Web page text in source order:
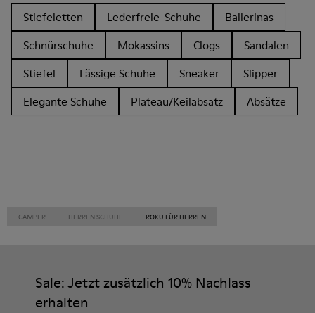
Stiefeletten Lederfreie-Schuhe
Ballerinas
Schnürschuhe
Mokassins Clogs
Sandalen
Stiefel
Lässige Schuhe Sneaker
Slipper
Elegante Schuhe
Plateau/Keilabsatz Absätze
CAMPER HERREN SCHUHE ROKU FÜR HERREN
Sale: Jetzt zusätzlich 10% Nachlass
erhalten